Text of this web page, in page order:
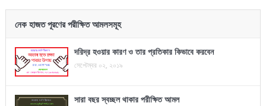
নেক হাজত পূরণের পরীক্ষিত আমলসমূহ
দরিদ্র হওয়ার কারণ ও তার প্রতিকার কিভাবে করবেন
সেপ্টেম্বর ০২, ২০১৯
সারা বছর স্বচ্ছল থাকার পরীক্ষিত আমল